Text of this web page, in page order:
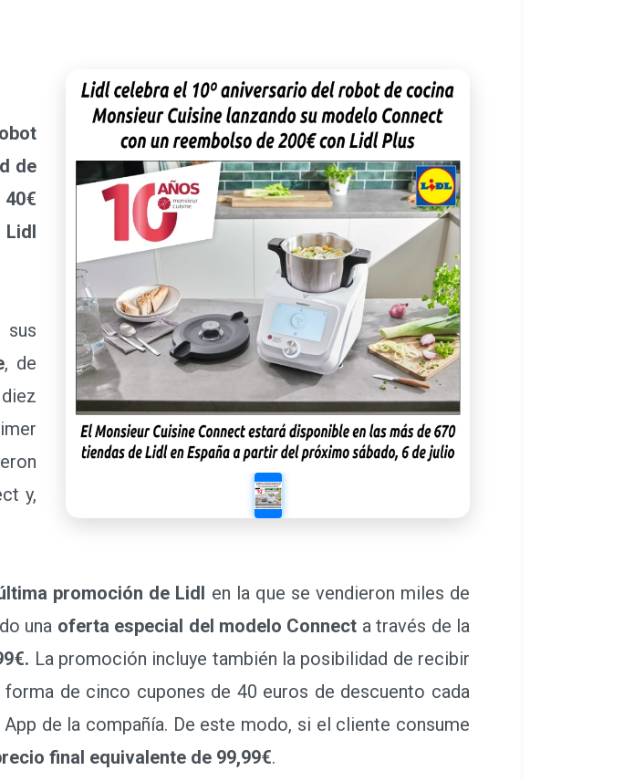
de
sus
, de
y,
promoción de Lidl en la que se vendieron miles de
una oferta especial del modelo Connect a través de la
La promoción incluye también la posibilidad de recibir
forma de cinco cupones de 40 euros de descuento cada
de la compañía. De este modo, si el cliente consume
final equivalente de 99,99€.